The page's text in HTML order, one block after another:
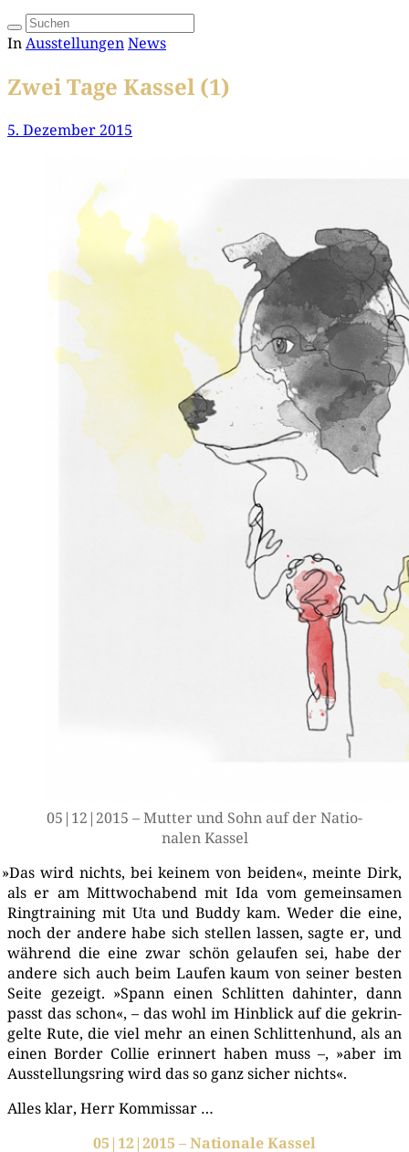
InAusstellungenNews
Zwei Tage Kassel (1)
5. Dezember 2015
05|12|2015 – Mut­ter und Sohn auf der Natio­
na­len Kassel
»Das wird nichts, bei kei­nem von bei­den«, mein­te Dirk,
als er am Mitt­woch­abend mit Ida vom gemein­sa­men
Ring­trai­ning mit Uta und Bud­dy kam. Weder die eine,
noch der ande­re habe sich stel­len las­sen, sag­te er, und
wäh­rend die eine zwar schön gelau­fen sei, habe der
ande­re sich auch beim Lau­fen kaum von sei­ner bes­ten
Sei­te gezeigt. »Spann einen Schlit­ten dahin­ter, dann
passt das schon«, – das wohl im Hin­blick auf die gekrin­
gel­te Rute, die viel mehr an einen Schlit­ten­hund, als an
einen Bor­der Col­lie erin­nert haben muss –, »aber im
Aus­stel­lungs­ring wird das so ganz sicher nichts«.
Alles klar, Herr Kommissar …
05|12|2015 – Natio­na­le Kassel